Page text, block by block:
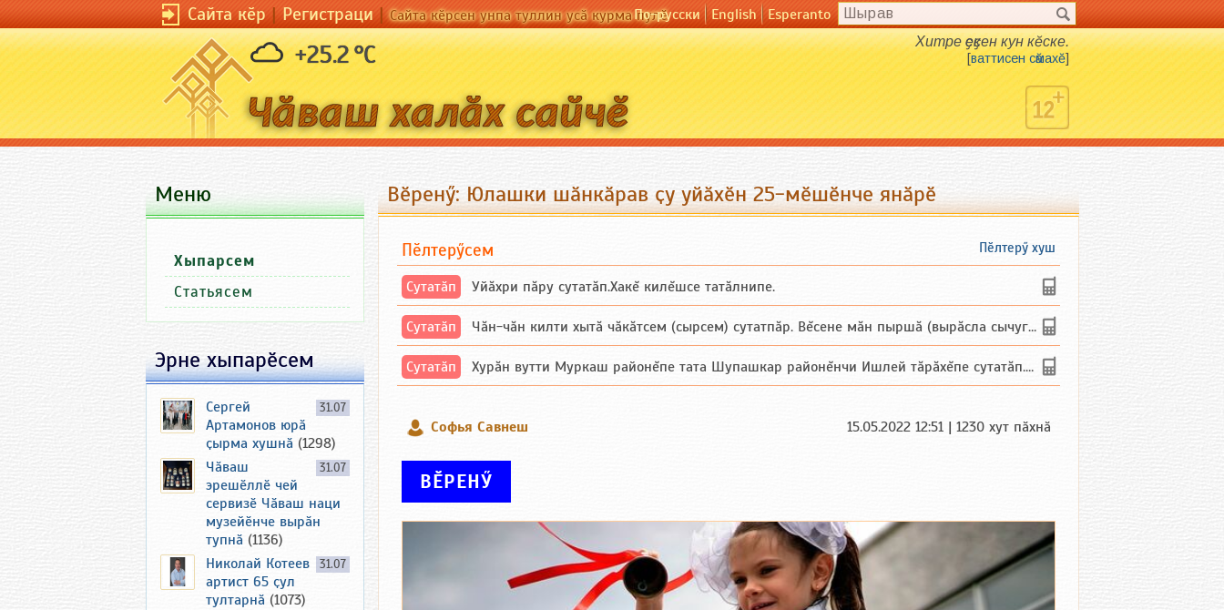
Сайта кӗр|Регистраци|Сайта кӗрсен унпа туллин усӑ курма пулӗПо-русски English Esperanto
+25.2 °C Хитре ҫеҫкен кун кӗске.
[ваттисен сӑмахӗ]
Вӗренӳ: Юлашки шӑнкӑрав ҫу уйӑхӗн 25-мӗшӗнче янӑрӗ
Пӗлтерӳ хуш
Пӗлтерӳсем
Сутатӑп Уйăхри пăру сутатăп.Хакĕ килĕшсе татăлнипе.
Сутатӑп Чăн-чăн килти хытă чăкăтсем (сырсем) сутатпăр. Вĕсене мăн пыршă (вырăсла сычуг) ...
Сутатӑп Хурăн вутти Муркаш районĕпе тата Шупашкар районĕнчи Ишлей тăрăхĕпе сутатăп. Ха...
Софья Савнеш 15.05.2022 12:51 | 1230 хут пӑхнӑ
ВӖРЕНӲ
Меню
Хыпарсем
Статьясем
Эрне хыпарӗсем
31.07
Сергей
Артамонов юрӑ
ҫырма хушнӑ (1298)
31.07
Чӑваш
эрешӗллӗ чей
сервизӗ Чӑваш наци
музейӗнче вырӑн
тупнӑ (1136)
31.07
Николай Котеев
артист 65 ҫул
тултарнӑ (1073)